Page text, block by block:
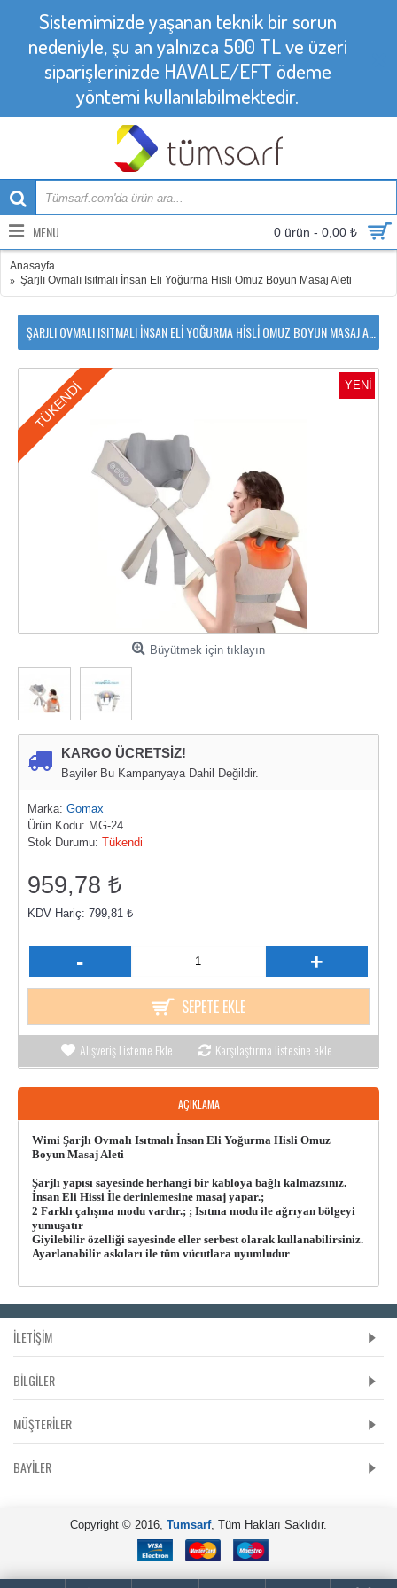
Sistemimizde yaşanan teknik bir sorun
nedeniyle, şu an yalnızca 500 TL ve üzeri
siparişlerinizde HAVALE/EFT ödeme
yöntemi kullanılabilmektedir.
0 ürün - 0,00 ₺
MENU
Anasayfa
Şarjlı Ovmalı Isıtmalı İnsan Eli Yoğurma Hisli Omuz Boyun Masaj Aleti
YENI
TÜKENDI
Büyütmek için tıklayın
KARGO ÜCRETSİZ!
Bayiler Bu Kampanyaya Dahil Değildir.
Marka: Gomax
Ürün Kodu: MG-24
Stok Durumu: Tükendi
959,78 ₺
KDV Hariç: 799,81 ₺
- +
SEPETE EKLE
Alışveriş Listeme Ekle Karşılaştırma listesine ekle
AÇIKLAMA
Wimi Şarjlı Ovmalı Isıtmalı İnsan Eli Yoğurma Hisli Omuz
Boyun Masaj Aleti
Şarjlı yapısı sayesinde herhangi bir kabloya bağlı kalmazsınız.
İnsan Eli Hissi İle derinlemesine masaj yapar.;
2 Farklı çalışma modu vardır.; ; Isıtma modu ile ağrıyan bölgeyi
yumuşatır
Giyilebilir özelliği sayesinde eller serbest olarak kullanabilirsiniz.
Ayarlanabilir askıları ile tüm vücutlara uyumludur
İLETİŞİM
BILGILER
MÜŞTERILER
BAYILER
Copyright © 2016, Tumsarf, Tüm Hakları Saklıdır.